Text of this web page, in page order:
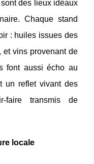
sont des lieux idéaux
Chaque stand
: huiles issues des
et vins provenant de
font aussi écho au
un reflet vivant des
faire transmis de
locale